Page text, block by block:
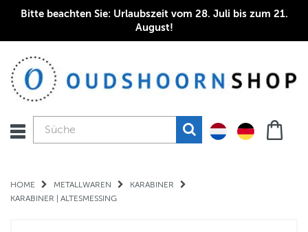
Bitte beachten Sie: Urlaubszeit vom 28. Juli bis zum 21.
August!
HOME METALLWAREN
KARABINER
KARABINER | ALTESMESSING